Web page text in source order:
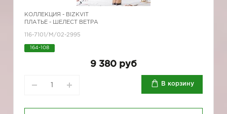
КОЛЛЕКЦИЯ - BIZKVIT
ПЛАТЬЕ - ШЕЛЕСТ ВЕТРА
116-7101/М/02-2995
164-108
9 380 руб
В корзину